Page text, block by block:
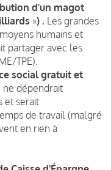
d'un magot
») . Les grandes
humains et
partager avec les
TPE).
social gratuit et
ne dépendrait
et serait
de travail (malgré
en rien à